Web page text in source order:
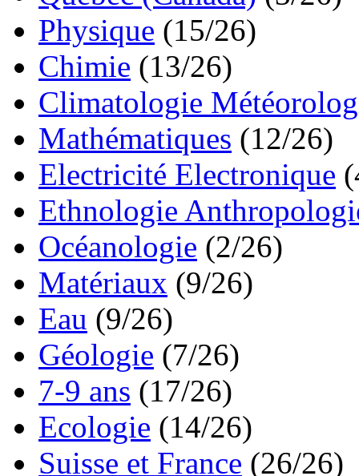
Physique (15/26)
Chimie (13/26)
Climatologie
Mathématiques (12/26)
Electricité Electronique
Ethnologie
Océanologie (2/26)
Matériaux (9/26)
Eau (9/26)
Géologie (7/26)
7-9 ans (17/26)
Ecologie (14/26)
Suisse et France (26/26)